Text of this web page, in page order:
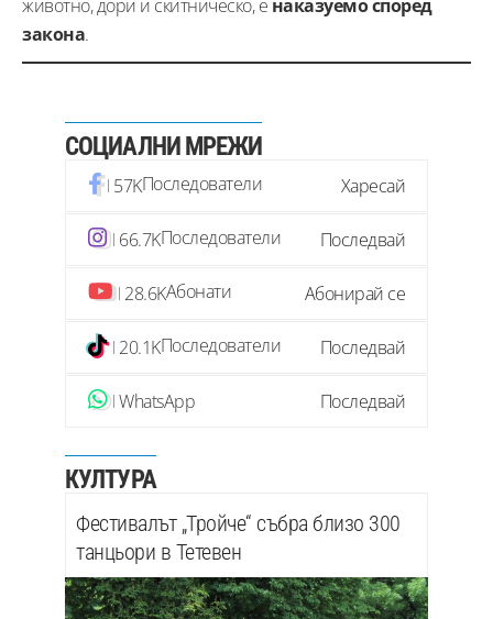
животно, дори и скитническо, е наказуемо според
закона.
СОЦИАЛНИ МРЕЖИ
57KПоследователи Харесай
66.7KПоследователи Последвай
28.6KАбонати Абонирай се
20.1KПоследователи Последвай
WhatsApp Последвай
КУЛТУРА
Фестивалът „Тройче“ събра близо 300
танцьори в Тетевен